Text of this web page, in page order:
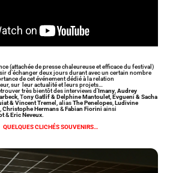
(attachée de presse chaleureuse et efficace du festival)
d’échanger deux jours durant avec un certain nombre
de cet événement dédié à la relation
sur leur actualité et leurs projets…
très bientôt des interviews d’Imany,Audrey
, Tony Gatlif & Delphine Mantoulet, Evgueni & Sacha
& Vincent Tremel, aliasThe Penelopes, Ludivine
,Christophe Hermans& Fabian Fiorini ainsi
& Eric Neveux.
QUELQUES CLICHÉS SOUVENIRS…